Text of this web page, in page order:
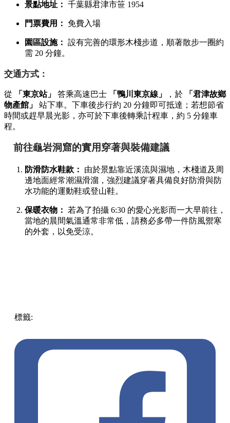
景點地址： 千葉縣君津市笹 1954
門票費用： 免費入場
園區設施： 設有完善的環形木棧步道，順著散步一圈約
需 20 分鐘。
交通方式：
從 「東京站」 答乘高速巴士 「鴨川東京線」 ，於
「君津故鄉
物產館」
站下車。下車後步行約 20 分鐘即可抵達；若想節省
時間或趕早晨光影，亦可於下車後轉乘計程車，約 5 分鐘車
程。
前往龜岩洞窟的實用穿著與裝備建議
防滑防水鞋款：
由於景點靠近溪流與濕地，木棧道及周
邊地面經常潮濕滑溜，強烈建議穿著具備良好防滑與防
水功能的運動鞋或登山鞋。
保暖衣物： 若為了拍攝 6:30 的愛心光影而一大早前往，
當地的晨間氣溫通常非常低，請務必多帶一件防風禦寒
的外套，以免受涼。
標籤: